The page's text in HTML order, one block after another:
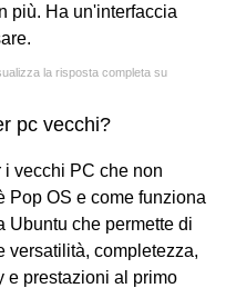
più. Ha un'interfaccia
la risposta completa su
pc vecchi?
i vecchi PC che non
Pop OS e come funziona
Ubuntu che permette di
versatilità, completezza,
e prestazioni al primo